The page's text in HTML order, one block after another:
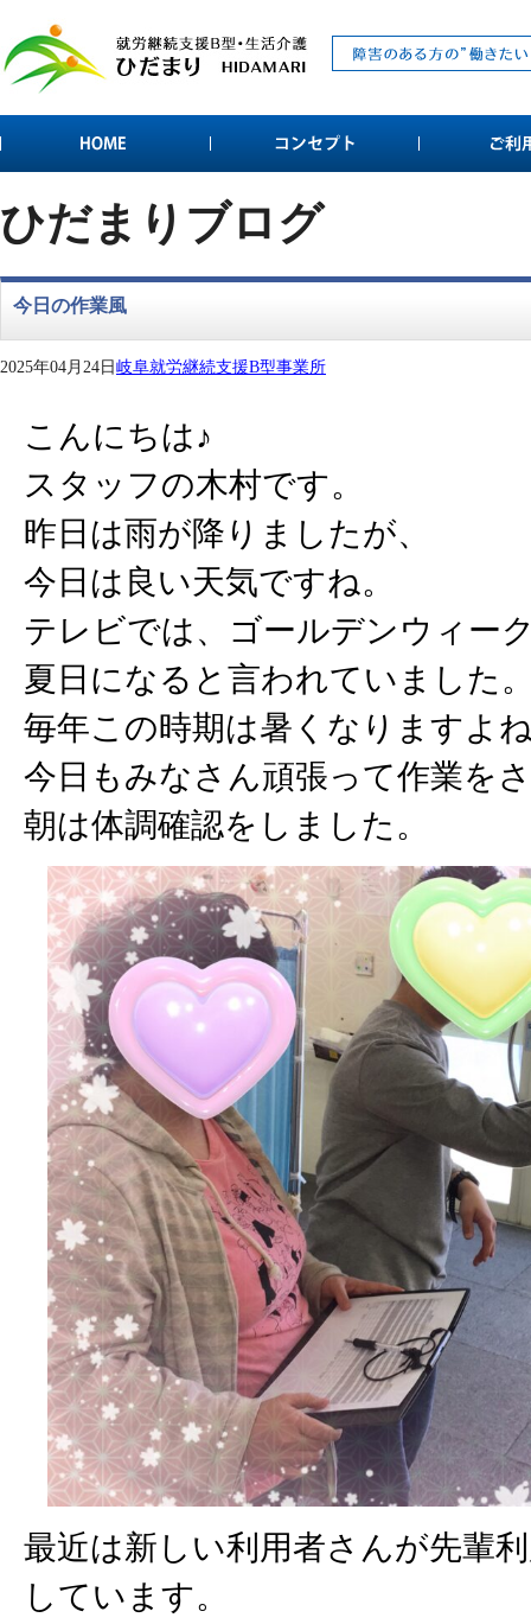
ひだまりブログ
今日の作業風
2025年04月24日岐阜就労継続支援B型事業所
こんにちは♪
スタッフの木村です。
昨日は雨が降りましたが、
今日は良い天気ですね。
テレビでは、ゴールデンウィー
夏日になると言われていました
毎年この時期は暑くなりますよ
今日もみなさん頑張って作業を
朝は体調確認をしました。
最近は新しい利用者さんが先輩
しています。